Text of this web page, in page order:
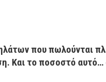
που πωλούνται
Και το ποσοστό αυτό…